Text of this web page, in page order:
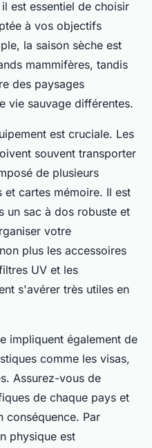
est essentiel de choisir
à vos objectifs
la saison sèche est
mammifères, tandis
des paysages
vie sauvage différentes.
est cruciale. Les
souvent transporter
de plusieurs
cartes mémoire. Il est
un sac à dos robuste et
votre
plus les accessoires
UV et les
s'avérer très utiles en
impliquent également de
comme les visas,
Assurez-vous de
de chaque pays et
conséquence. Par
physique est